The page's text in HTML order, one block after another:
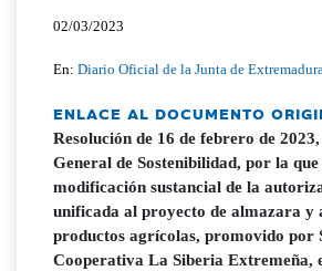
02/03/2023
En:Diario Oficial de la Junta de
ENLACE AL DOCUMENTO
Resolución de 16 de febrero de
General de Sostenibilidad, por la
modificación sustancial de la
unificada al proyecto de almazara y
productos agrícolas, promovido por
Cooperativa La Siberia Extremeña,